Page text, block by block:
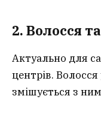
2. Волосся
Актуально для
центрів.
змішується з